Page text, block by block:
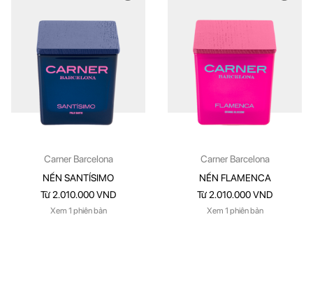
Carner Barcelona
NẾN SANTÍSIMO
Từ 2.010.000 VND
Xem 1 phiên bản
Carner Barcelona
NẾN FLAMENCA
Từ 2.010.000 VND
Xem 1 phiên bản